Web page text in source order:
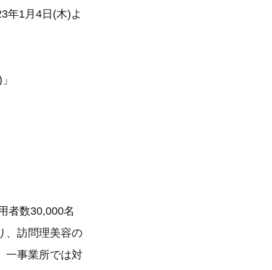
年1月4日(木)よ
者数30,000名
、訪問理美容の
一事業所では対